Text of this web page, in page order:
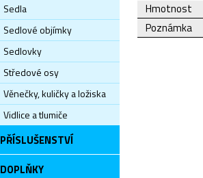
Sedla
Sedlové objímky
Sedlovky
Středové osy
Věnečky, kuličky a ložiska
Vidlice a tlumiče
PŘÍSLUŠENSTVÍ
DOPLŇKY
Hmotnost
Poznámka